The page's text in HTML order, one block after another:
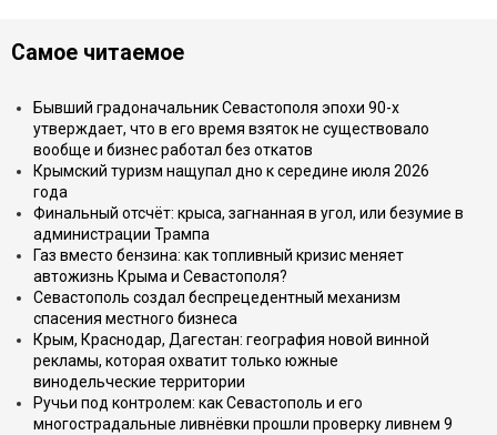
Самое читаемое
Бывший градоначальник Севастополя эпохи 90-х
утверждает, что в его время взяток не существовало
вообще и бизнес работал без откатов
Крымский туризм нащупал дно к середине июля 2026
года
Финальный отсчёт: крыса, загнанная в угол, или безумие в
администрации Трампа
Газ вместо бензина: как топливный кризис меняет
автожизнь Крыма и Севастополя?
Севастополь создал беспрецедентный механизм
спасения местного бизнеса
Крым, Краснодар, Дагестан: география новой винной
рекламы, которая охватит только южные
винодельческие территории
Ручьи под контролем: как Севастополь и его
многострадальные ливнёвки прошли проверку ливнем 9